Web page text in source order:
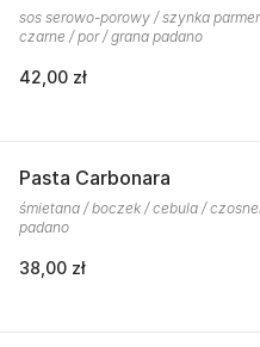
sos serowo-porowy / szynka
czarne / por / grana padano
42,00 zł
Pasta Carbonara
śmietana / boczek / cebula /
padano
38,00 zł